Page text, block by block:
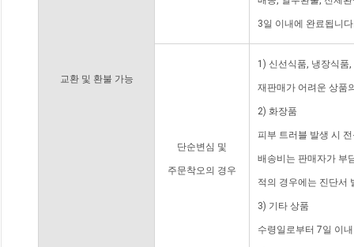
교환 및 환불 가능
3일 이내에 완료됩니
단순변심 및
주문착오의 경우
1) 신선식품, 냉장식품
재판매가 어려운 상품
2) 화장품
피부 트러블 발생 시
배송비는 판매자가 부
적의 경우에는 진단서
3) 기타 상품
수령일로부터 7일 이